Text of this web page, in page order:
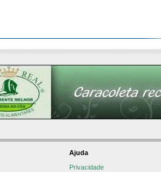
Ajuda
Privacidade